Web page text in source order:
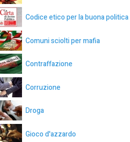
Codice etico per la buona politica
Comuni sciolti per mafia
Contraffazione
Corruzione
Droga
Gioco d'azzardo